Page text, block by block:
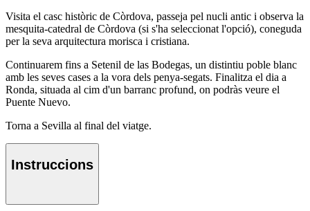
Visita el casc històric de Còrdova, passeja pel nucli antic i observa la
mesquita-catedral de Còrdova (si s'ha seleccionat l'opció), coneguda
per la seva arquitectura morisca i cristiana.
Continuarem fins a Setenil de las Bodegas, un distintiu poble blanc
amb les seves cases a la vora dels penya-segats. Finalitza el dia a
Ronda, situada al cim d'un barranc profund, on podràs veure el
Puente Nuevo.
Torna a Sevilla al final del viatge.
Instruccions